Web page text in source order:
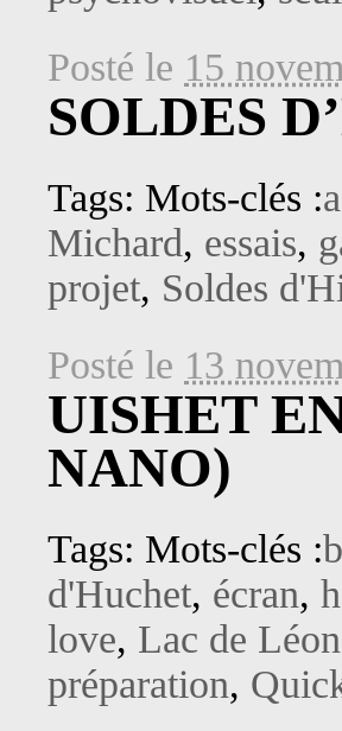
Posté le 15
SOLDES
Tags: Mots-clés :
Michard, essais,
projet, Soldes
Posté le 13
UISHET
NANO)
Tags: Mots-clés :
d'Huchet, écran,
love, Lac de Léon
préparation,